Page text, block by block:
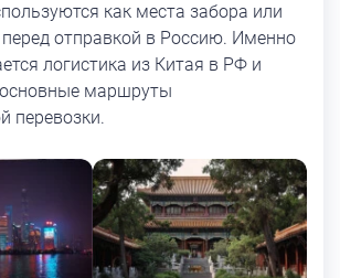
как места забора или
отправкой в Россию. Именно
логистика из Китая в РФ и
маршруты
перевозки.